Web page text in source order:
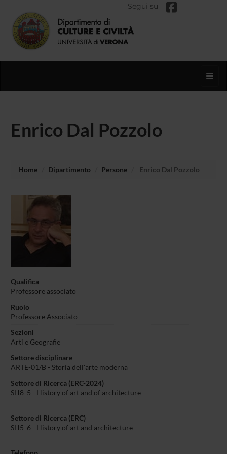
Segui su
Enrico Dal Pozzolo
Home Dipartimento Persone Enrico Dal Pozzolo
Qualifica
Professore associato
Ruolo
Professore Associato
Sezioni
Arti e Geografie
Settore disciplinare
ARTE-01/B - Storia dell'arte moderna
Settore di Ricerca (ERC-2024)
SH8_5 - History of art and of architecture
Settore di Ricerca (ERC)
SH5_6 - History of art and architecture